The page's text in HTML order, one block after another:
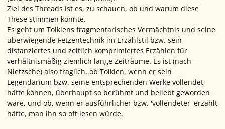
Ziel des Threads ist es, zu schauen, ob und warum diese
These stimmen könnte.
Es geht um Tolkiens fragmentarisches Vermächtnis und seine
überwiegende Fetzentechnik im Erzählstil bzw. sein
distanziertes und zeitlich komprimiertes Erzählen für
verhältnismäßig ziemlich lange Zeiträume. Es ist (nach
Nietzsche) also fraglich, ob Tolkien, wenn er sein
Legendarium bzw. seine entsprechenden Werke vollendet
hätte können, überhaupt so berühmt und beliebt geworden
wäre, und ob, wenn er ausführlicher bzw. 'vollendeter' erzählt
hätte, man ihn so oft lesen würde.